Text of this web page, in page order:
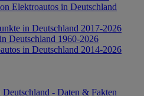
Elektroautos in Deutschland
in Deutschland 2017-2026
Deutschland 1960-2026
in Deutschland 2014-2026
- Daten & Fakten